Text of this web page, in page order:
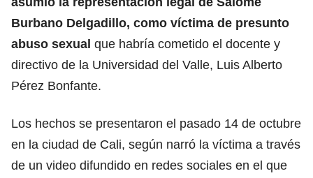
Burbano Delgadillo, como víctima de presunto
abuso sexual que habría cometido el docente y
directivo de la Universidad del Valle, Luis Alberto
Pérez Bonfante.
Los hechos se presentaron el pasado 14 de octubre
en la ciudad de Cali, según narró la víctima a través
de un video difundido en redes sociales en el que